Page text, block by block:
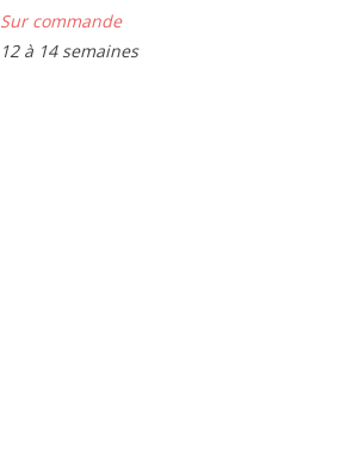
Sur commande
12 à 14 semaines